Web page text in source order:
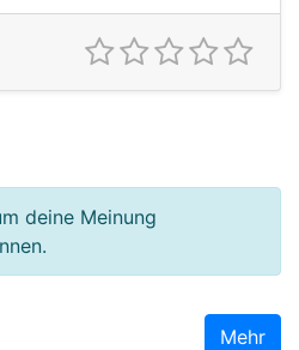
deine Meinung
Mehr